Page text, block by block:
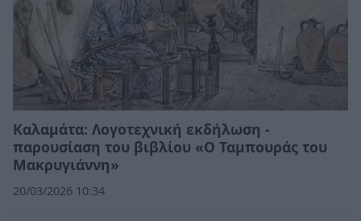
Καλαμάτα: Λογοτεχνική εκδήλωση -
παρουσίαση του βιβλίου «Ο Ταμπουράς του
Μακρυγιάννη»
20/03/2026 10:34